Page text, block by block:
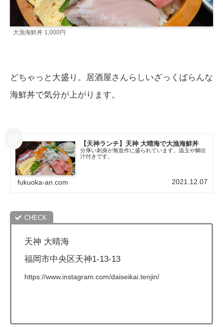
大漁海鮮丼 1,000円
どちゃっと大盛り。居酒屋さんらしいざっくばらんな
海鮮丼で気分が上がります。
【天神ランチ】天神 大晴海で大漁海鮮丼
分厚い刺身が無造作に盛られています。温玉や鯛出
汁付きです。
fukuoka-an.com 2021.12.07
天神 大晴海
福岡市中央区天神1-13-13
https://www.instagram.com/daiseikai.tenjin/